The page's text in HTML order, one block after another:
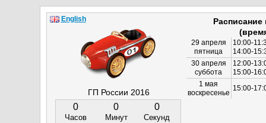
ГП России 2016
0
Часов
0
Минут
0
Секунд
29 апреля
пятница
10:00-
14:00-
30 апреля
суббота
12:00-
15:00-
1 мая
воскресенье
15:00-
English